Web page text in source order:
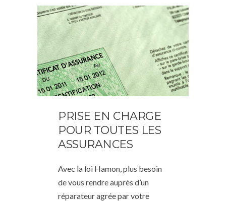
PRISE EN CHARGE
POUR TOUTES LES
ASSURANCES
Avec la loi Hamon, plus besoin
de vous rendre auprès d’un
réparateur agrée par votre